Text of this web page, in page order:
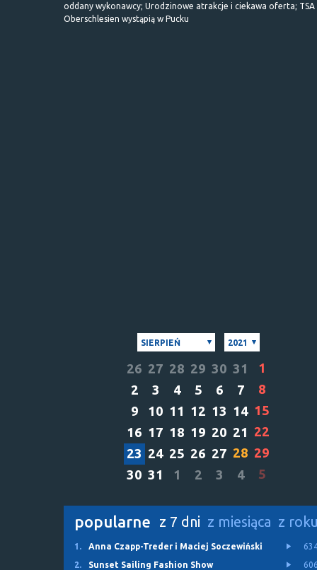
oddany wykonawcy; Urodzinowe atrakcje i ciekawa oferta; TSA
Oberschlesien wystąpią w Pucku
SIERPIEŃ 2021
26 27 28 29 30 31
1
2
3 4 5 6 7
8
9
10 11 12 13 14 15
16 17 18 19 20 21 22
23 24 25 26 27 28 29
30 31 1 2 3 4 5
popularne z 7 dni z miesiąca z
1. Anna Czapp-Treder i Maciej Soczewiński
2.
Sunset Sailing Fashion Show